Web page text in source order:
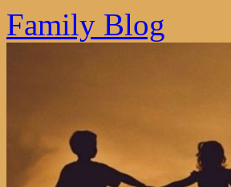
Family Blog